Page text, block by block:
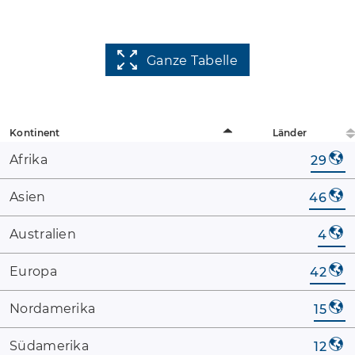
Ganze Tabelle
Kontinent Länder
Afrika 29
Asien 46
Australien 4
Europa 42
Nordamerika 15
Südamerika 12